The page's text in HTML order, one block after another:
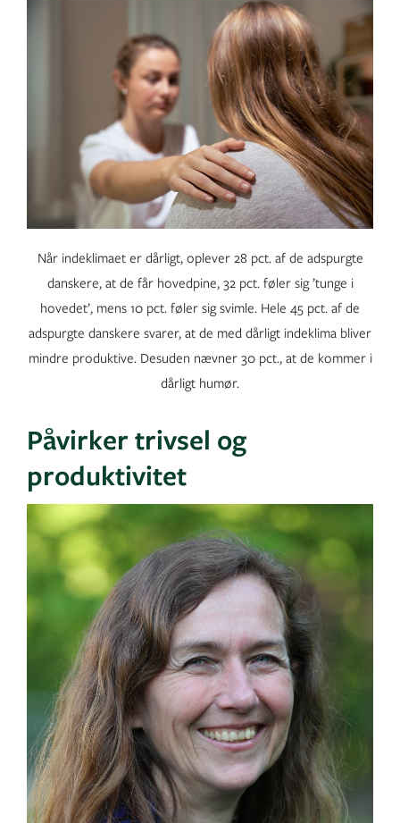
Når indeklimaet er dårligt, oplever 28 pct. af de adspurgte
danskere, at de får hovedpine, 32 pct. føler sig ’tunge i
hovedet’, mens 10 pct. føler sig svimle. Hele 45 pct. af de
adspurgte danskere svarer, at de med dårligt indeklima bliver
mindre produktive. Desuden nævner 30 pct., at de kommer i
dårligt humør.
Påvirker trivsel og
produktivitet